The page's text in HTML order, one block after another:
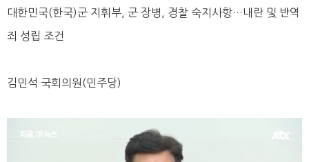
대한민국(한국)군 지휘부, 군 장병, 경찰 숙지사항…내란 및 반역
죄 성립 조건
김민석 국회의원(민주당)